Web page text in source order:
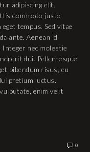
adipiscing elit.
commodo justo
tempus. Sed vitae
ante. Aenean id
nec molestie
dui. Pellentesque
bibendum risus, eu
pretium luctus.
enim velit
0